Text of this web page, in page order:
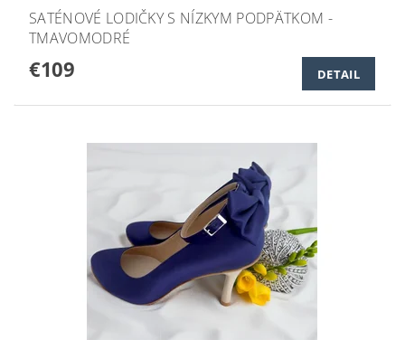
SATÉNOVÉ LODIČKY S NÍZKYM PODPÄTKOM -
TMAVOMODRÉ
€109 DETAIL